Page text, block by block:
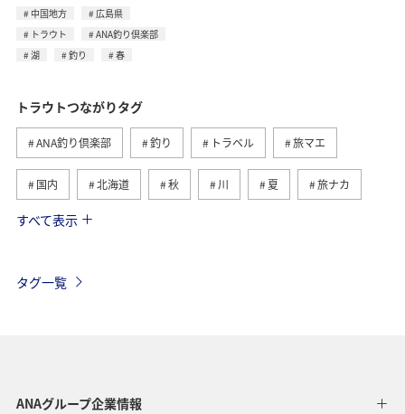
中国地方
広島県
トラウト
ANA釣り倶楽部
湖
釣り 春
トラウトつながりタグ
ANA釣り倶楽部 釣り トラベル 旅マエ
国内 北海道 秋 川 夏 旅ナカ
春 湖
すべて表示
タグ一覧
ANAグループ企業情報